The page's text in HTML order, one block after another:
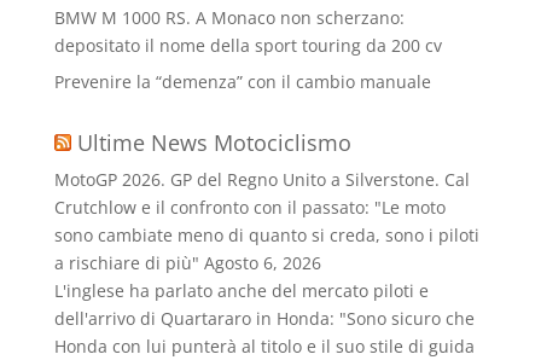
BMW M 1000 RS. A Monaco non scherzano:
depositato il nome della sport touring da 200 cv
Prevenire la “demenza” con il cambio manuale
Ultime News Motociclismo
MotoGP 2026. GP del Regno Unito a Silverstone. Cal
Crutchlow e il confronto con il passato: "Le moto
sono cambiate meno di quanto si creda, sono i piloti
a rischiare di più" Agosto 6, 2026
L'inglese ha parlato anche del mercato piloti e
dell'arrivo di Quartararo in Honda: "Sono sicuro che
Honda con lui punterà al titolo e il suo stile di guida